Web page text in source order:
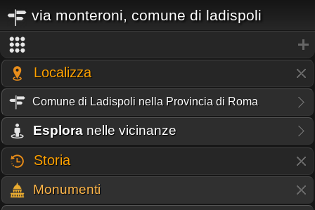
via monteroni, comune di ladispoli
Localizza
Comune di Ladispoli nella Provincia di Roma
Esplora nelle vicinanze
Storia
Monumenti